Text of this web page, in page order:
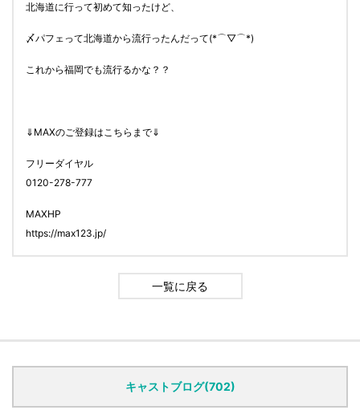
北海道に行って初めて知ったけど、
〆パフェって北海道から流行ったんだって(*⌒▽⌒*)
これから福岡でも流行るかな？？
⇓MAXのご登録はこちらまで⇓
フリーダイヤル
0120-278-777
MAXHP
https://max123.jp/
一覧に戻る
キャストブログ(702)